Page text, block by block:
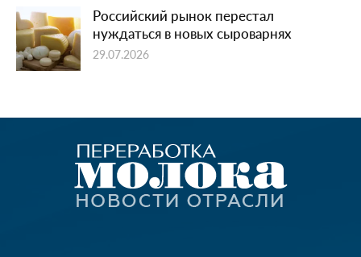
Российский рынок перестал
нуждаться в новых сыроварнях
29.07.2026